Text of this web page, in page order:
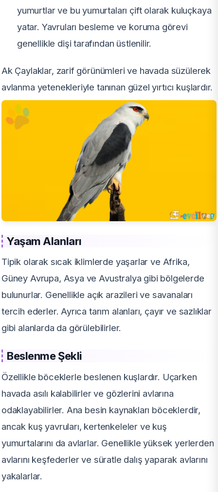
yumurtlar ve bu yumurtaları çift olarak kuluçkaya
yatar. Yavruları besleme ve koruma görevi
genellikle dişi tarafından üstlenilir.
Ak Çaylaklar, zarif görünümleri ve havada süzülerek
avlanma yetenekleriyle tanınan güzel yırtıcı kuşlardır.
Yaşam Alanları
Tipik olarak sıcak iklimlerde yaşarlar ve Afrika,
Güney Avrupa, Asya ve Avustralya gibi bölgelerde
bulunurlar. Genellikle açık arazileri ve savanaları
tercih ederler. Ayrıca tarım alanları, çayır ve sazlıklar
gibi alanlarda da görülebilirler.
Beslenme Şekli
Özellikle böceklerle beslenen kuşlardır. Uçarken
havada asılı kalabilirler ve gözlerini avlarına
odaklayabilirler. Ana besin kaynakları böceklerdir,
ancak kuş yavruları, kertenkeleler ve kuş
yumurtalarını da avlarlar. Genellikle yüksek yerlerden
avlarını keşfederler ve süratle dalış yaparak avlarını
yakalarlar.